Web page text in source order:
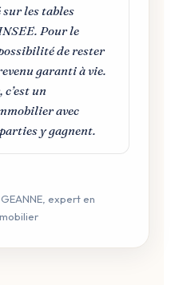
sur les tables
Pour le
de rester
garanti à vie.
un
avec
y gagnent.
expert en